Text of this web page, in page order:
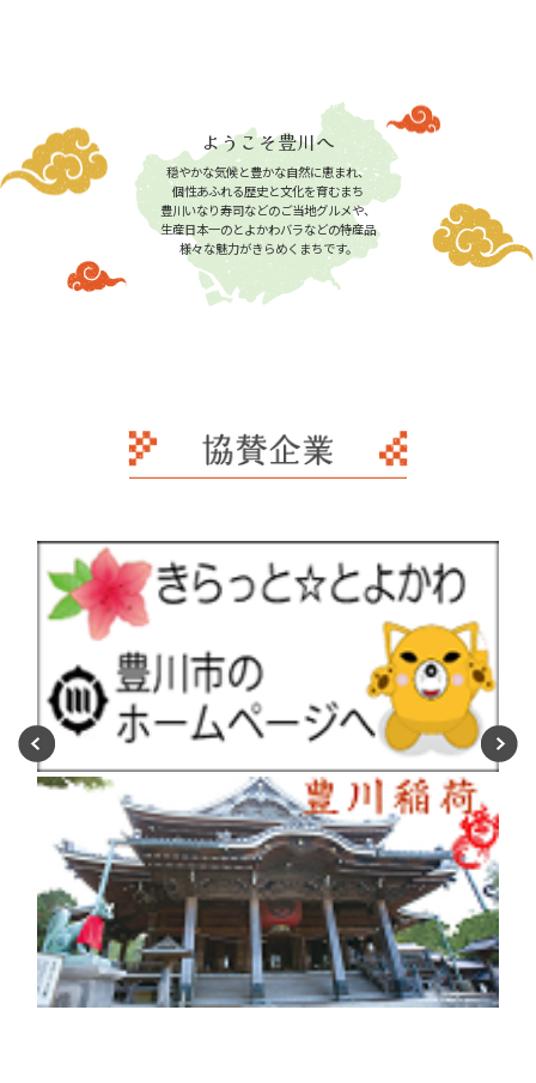
ようこそ豊川へ
穏やかな気候と豊かな自然に恵まれ、
個性あふれる歴史と文化を育むまち
豊川いなり寿司などのご当地グルメや、
生産日本一のとよかわバラなどの特産品
様々な魅力がきらめくまちです。